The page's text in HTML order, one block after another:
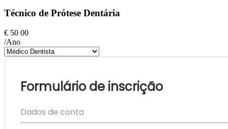
Técnico de Prótese Dentária
€ 50 00
/Ano
Formulário de inscrição
Dados de conta